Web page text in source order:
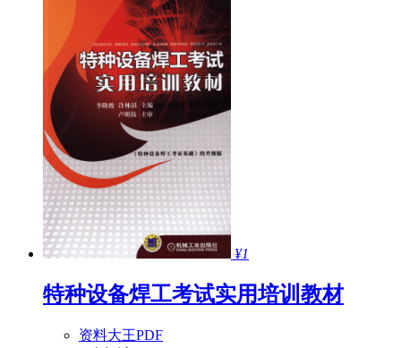
¥1
特种设备焊工考试实用培训教材
资料大王PDF